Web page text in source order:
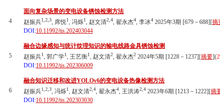
4
面向复杂场景的变电设备锈蚀检测方法
赵振兵1,2,3, 席悦1, 冯烁1, 赵文清2,4, 翟永杰4, 李冰4 2025年3期 [679－688][摘
DOI:10.11992/tis.202403044
5
融合边缘感知与统计纹理知识的输电线路金具锈蚀检测
赵振兵1, 郭广学1, 王艺衡1, 赵文清2, 翟永杰2 2024年5期 [1228－1237][摘要](
DOI:10.11992/tis.202306009
6
融合知识迁移和改进YOLOv6的变电设备热像检测方法
赵振兵1,2,3, 冯烁1, 赵文清2,4, 翟永杰4, 王洪涛2,4 2023年6期 [1213－1222][摘
DOI:10.11992/tis.202303030